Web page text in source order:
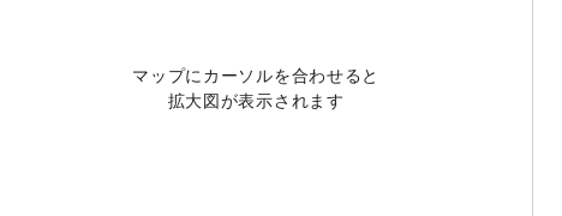
マップにカーソルを合わせると
拡大図が表示されます